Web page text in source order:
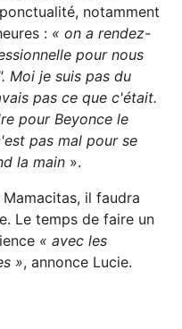
notamment
: « on a rendez-
pour nous
Moi je suis pas du
pas ce que c'était.
pour Beyonce le
pas mal pour se
la main ».
il faudra
Le temps de faire un
« avec les
», annonce Lucie.